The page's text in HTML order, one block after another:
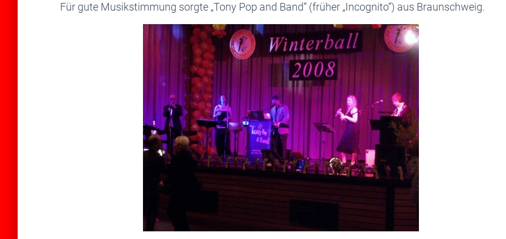
Für gute Musikstimmung sorgte „Tony Pop and Band“ (früher „Incognito“) aus Braunschweig.